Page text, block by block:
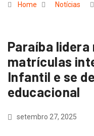
Home Notícias
Paraíba
matrículas
Infantil e se
educacional
setembro 27, 2025